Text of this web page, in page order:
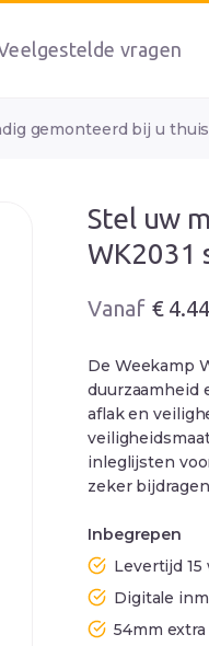
gemonteerd bij u
vragen
Stel uw
WK2031
was:
€ 4.839.
€
Huidige
is:
€ 4.443.
De Weekamp
duurzaamheid
aflak en
inleglijsten
zeker
Inbegrepen
Levertijd
Digitale
54mm